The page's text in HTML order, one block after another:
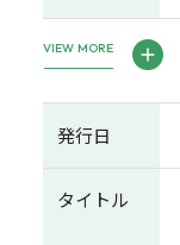
VIEW MORE
発行日
タイトル